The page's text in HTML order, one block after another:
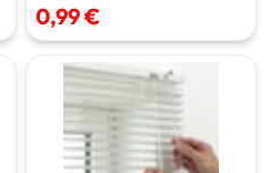
0,99 €